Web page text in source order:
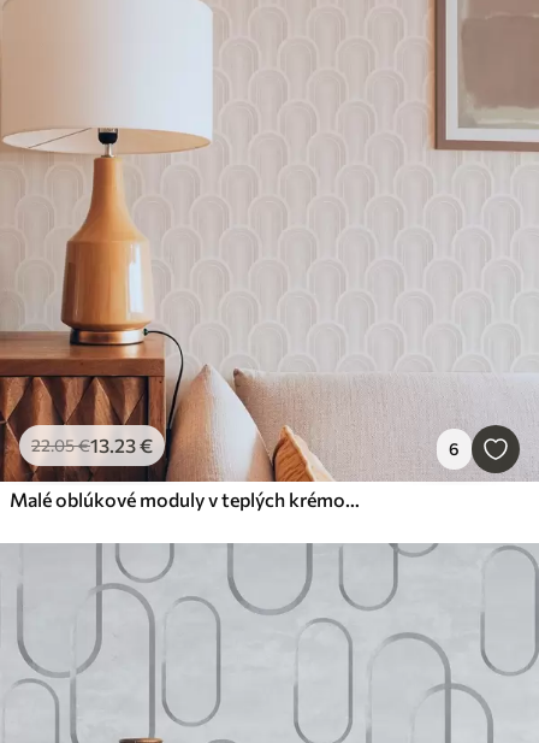
22.05€13.23€ 6
Malé oblúkové moduly v teplých krémovo-béžových odtieňoch